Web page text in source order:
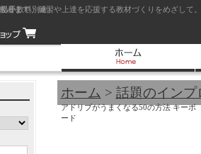
者まで、練習や上達を応援する教材づくりをめざし
ホーム > 話題のインプ
アドリブがうまくなる50の方法 キーボ
ード
い）
手数料別途）